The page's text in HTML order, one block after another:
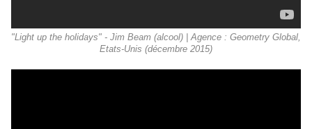
"Light up the holidays" - Jim Beam (alcool) | Agence : Geometry Global,
Etats-Unis (décembre 2015)